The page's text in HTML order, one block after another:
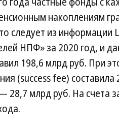
накоплениям
следует из информации
НПФ» за 2020 год, и
198,6 млрд руб. При
(success fee)
28,7 млрд руб. На счета